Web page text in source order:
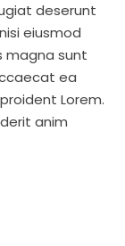
deserunt
eiusmod
magna sunt
ea
Lorem.
anim